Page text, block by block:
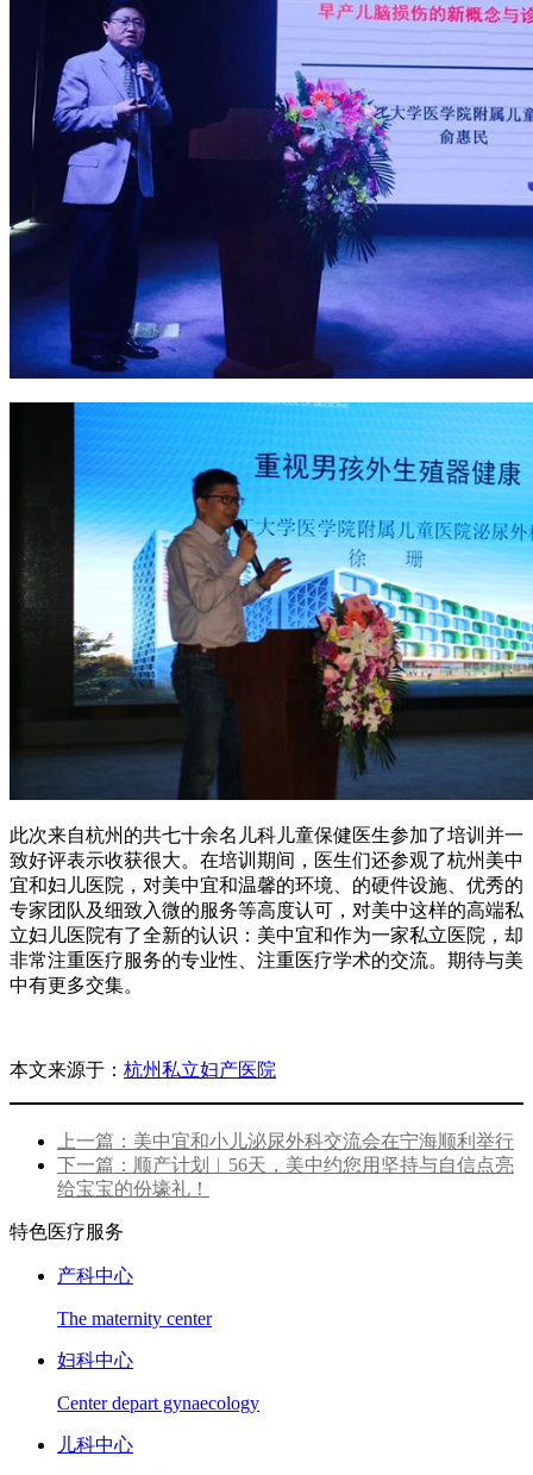
此次来自杭州的共七十余名儿科儿童保健医生参加了培训并一
致好评表示收获很大。在培训期间，医生们还参观了杭州美中
宜和妇儿医院，对美中宜和温馨的环境、的硬件设施、优秀的
专家团队及细致入微的服务等高度认可，对美中这样的高端私
立妇儿医院有了全新的认识：美中宜和作为一家私立医院，却
非常注重医疗服务的专业性、注重医疗学术的交流。期待与美
中有更多交集。
本文来源于： 杭州私立妇产医院
上一篇：美中宜和小儿泌尿外科交流会在宁海顺利举行
下一篇：顺产计划︱56天，美中约您用坚持与自信点亮
给宝宝的份壕礼！
特色医疗服务
产科中心
The maternity center
妇科中心
Center depart gynaecology
儿科中心